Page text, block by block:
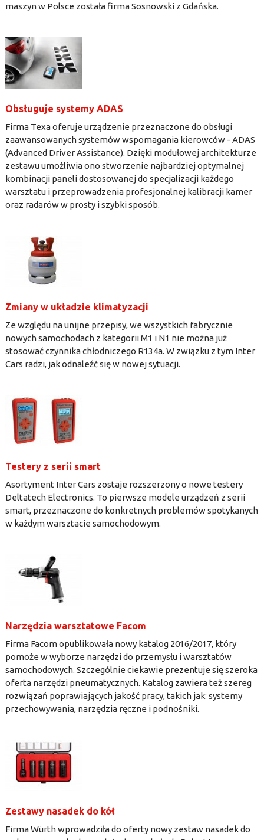
maszyn w Polsce została firma Sosnowski z Gdańska.
Obsługuje systemy ADAS
Firma Texa oferuje urządzenie przeznaczone do obsługi
zaawansowanych systemów wspomagania kierowców - ADAS
(Advanced Driver Assistance). Dzięki modułowej architekturze
zestawu umożliwia ono stworzenie najbardziej optymalnej
kombinacji paneli dostosowanej do specjalizacji każdego
warsztatu i przeprowadzenia profesjonalnej kalibracji kamer
oraz radarów w prosty i szybki sposób.
Zmiany w układzie klimatyzacji
Ze względu na unijne przepisy, we wszystkich fabrycznie
nowych samochodach z kategorii M1 i N1 nie można już
stosować czynnika chłodniczego R134a. W związku z tym Inter
Cars radzi, jak odnaleźć się w nowej sytuacji.
Testery z serii smart
Asortyment Inter Cars zostaje rozszerzony o nowe testery
Deltatech Electronics. To pierwsze modele urządzeń z serii
smart, przeznaczone do konkretnych problemów spotykanych
w każdym warsztacie samochodowym.
Narzędzia warsztatowe Facom
Firma Facom opublikowała nowy katalog 2016/2017, który
pomoże w wyborze narzędzi do przemysłu i warsztatów
samochodowych. Szczególnie ciekawie prezentuje się szeroka
oferta narzędzi pneumatycznych. Katalog zawiera też szereg
rozwiązań poprawiających jakość pracy, takich jak: systemy
przechowywania, narzędzia ręczne i podnośniki.
Zestawy nasadek do kół
Firma Würth wprowadziła do oferty nowy zestaw nasadek do